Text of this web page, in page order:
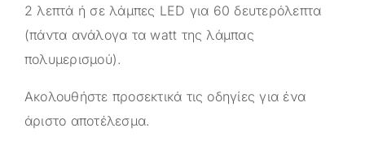
2 λεπτά ή σε λάμπες LED για 60 δευτερόλεπτα
(πάντα ανάλογα τα watt της λάμπας
πολυμερισμού).
Ακολουθήστε προσεκτικά τις οδηγίες για ένα
άριστο αποτέλεσμα.